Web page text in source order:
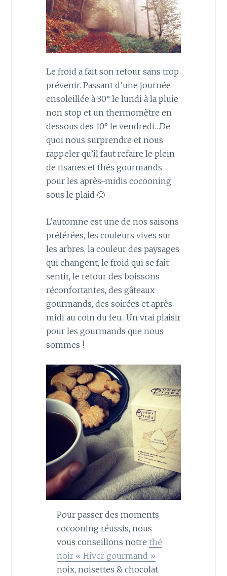
Le froid a fait son retour sans trop
prévenir. Passant d’une journée
ensoleillée à 30° le lundi à la pluie
non stop et un thermomètre en
dessous des 10° le vendredi…De
quoi nous surprendre et nous
rappeler qu’il faut refaire le plein
de tisanes et thés gourmands
pour les après-midis cocooning
sous le plaid 🙂
L’automne est une de nos saisons
préférées, les couleurs vives sur
les arbres, la couleur des paysages
qui changent, le froid qui se fait
sentir, le retour des boissons
réconfortantes, des gâteaux
gourmands, des soirées et après-
midi au coin du feu…Un vrai plaisir
pour les gourmands que nous
sommes !
Pour passer des moments
cocooning réussis, nous
vous conseillons notre thé
noir « Hiver gourmand »
noix, noisettes & chocolat.